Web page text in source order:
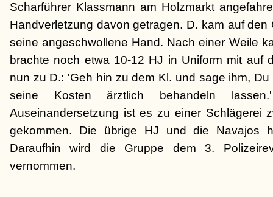
Scharführer Klassmann am Holzmarkt
Handverletzung davon getragen. D. kam auf den
seine angeschwollene Hand. Nach einer Weile
brachte noch etwa 10-12 HJ in Uniform mit auf
nun zu D.: 'Geh hin zu dem Kl. und sage ihm,
seine Kosten ärztlich behandeln
Auseinandersetzung ist es zu einer Schlägerei
gekommen. Die übrige HJ und die Navajos
Daraufhin wird die Gruppe dem 3.
vernommen.